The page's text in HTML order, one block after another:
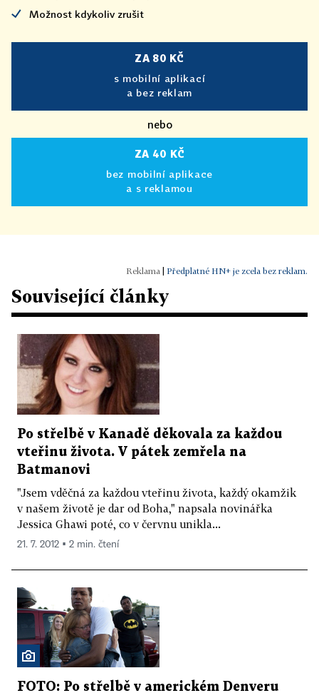
Možnost kdykoliv zrušit
ZA 80 KČ
s mobilní aplikací
a bez reklam
nebo
ZA 40 KČ
bez mobilní aplikace
a s reklamou
Předplatné HN+ je zcela bez reklam.
Související články
Po střelbě v Kanadě děkovala za každou
vteřinu života. V pátek zemřela na
Batmanovi
"Jsem vděčná za každou vteřinu života, každý okamžik
v našem životě je dar od Boha," napsala novinářka
Jessica Ghawi poté, co v červnu unikla...
21. 7. 2012 ▪ 2 min. čtení
FOTO: Po střelbě v americkém Denveru